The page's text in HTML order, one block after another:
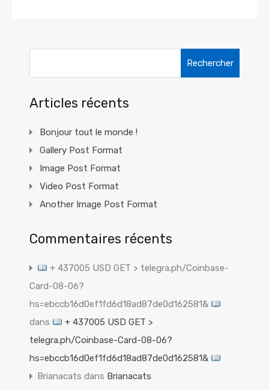
Articles récents
Bonjour tout le monde !
Gallery Post Format
Image Post Format
Video Post Format
Another Image Post Format
Commentaires récents
+ 437005 USD GET > telegra.ph/Coinbase-
Card-08-06?
hs=ebccb16d0ef1fd6d18ad87de0d162581&
dans
+ 437005 USD GET >
telegra.ph/Coinbase-Card-08-06?
hs=ebccb16d0ef1fd6d18ad87de0d162581&
Brianacats dans Brianacats